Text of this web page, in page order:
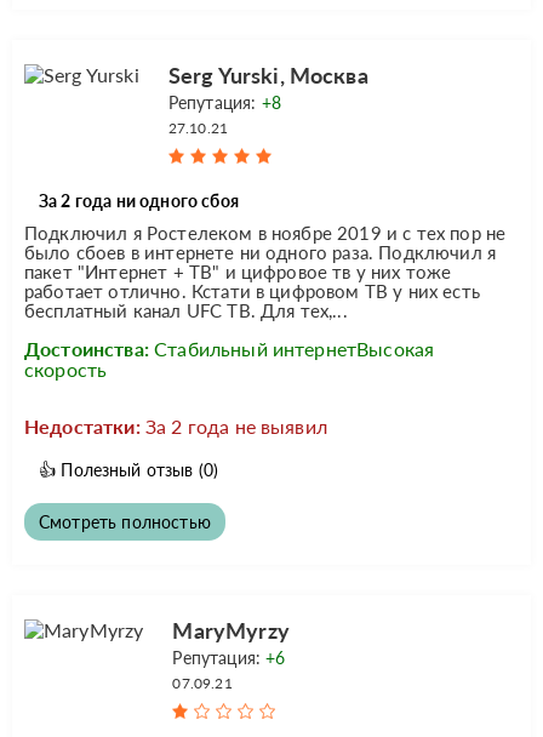
Serg Yurski, Москва
Репутация: +8
27.10.21
За 2 года ни одного сбоя
Подключил я Ростелеком в ноябре 2019 и с тех пор не
было сбоев в интернете ни одного раза. Подключил я
пакет "Интернет + ТВ" и цифровое тв у них тоже
работает отлично. Кстати в цифровом ТВ у них есть
бесплатный канал UFC ТВ. Для тех,...
Достоинства: Стабильный интернетВысокая
скорость
Недостатки: За 2 года не выявил
👍 Полезный отзыв (0)
Смотреть полностью
MaryMyrzy
Репутация:+6
07.09.21